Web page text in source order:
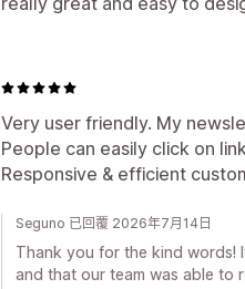
Very user friendly. My
People can easily click on
Responsive & efficient
Seguno 已回覆 2026年7月14日
Thank you for the kind words!
and that our team was able to